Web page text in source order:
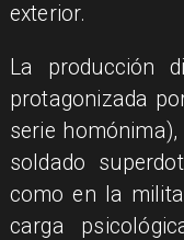
exterior.
La producción
protagonizada
serie
soldado
como en la
carga